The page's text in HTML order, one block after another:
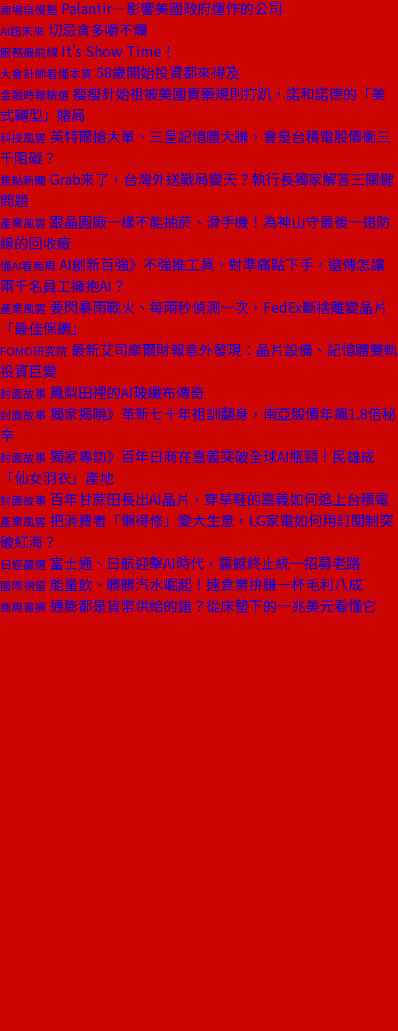
商場自慢塾 Palantir—影響美國政府運作的公司
AI超未來 切忌貪多嚼不爛
服務最前線 It's Show Time！
大會計師看懂本質 58歲開始投資都來得及
金融時報精選 瘦瘦針始祖被美國賣藥規則打趴，諾和諾德的「美
式轉型」賭局
科技風雲 英特爾搶大單、三星記憶體大賺，會是台積電股價衝三
千阻礙？
焦點新聞 Grab來了，台灣外送戰局變天？執行長獨家解答三關鍵
問題
產業風雲 跟晶圓廠一樣不能抽菸、滑手機！為神山守最後一道防
線的回收廠
懂AI看商周 AI創新百強》不強推工具、對準痛點下手，遠傳怎讓
兩千名員工擁抱AI？
產業風雲 要閃暴雨戰火、每兩秒偵測一次，FedEx斷捨離變晶片
「最佳保鑣」
FOMO研究院 最新艾司摩爾財報意外發現：晶片設備、記憶體雙軌
投資巨變
封面故事 鳳梨田裡的AI玻纖布傳奇
封面故事 獨家揭曉》革新七十年祖訓翻身，南亞股價年飆1.8倍秘
辛
封面故事 獨家專訪》百年日商在嘉義突破全球AI瓶頸！民雄成
「仙女羽衣」產地
封面故事 百年甘蔗田長出AI晶片，穿草鞋的嘉義如何追上台積電
產業風雲 把消費者「懶得修」變大生意，LG家電如何用訂閱制突
破紅海？
日經嚴選 富士通、日航迎擊AI時代，震撼終止統一招募老路
國際視窗 能量飲、髒髒汽水崛起！速食業拚賺一杯毛利八成
商周書摘 通膨都是貨幣供給的錯？從床墊下的一兆美元看懂它